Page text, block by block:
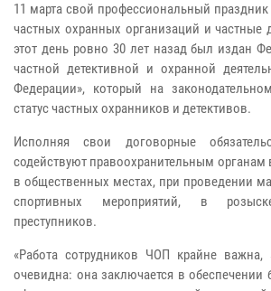
11 марта свой профессиональный
частных охранных организаций и частные
этот день ровно 30 лет назад был издан
частной детективной и охранной
Федерации», который на
статус частных охранников и детективов.
Исполняя свои договорные
содействуют правоохранительным органам
в общественных местах, при проведении
спортивных мероприятий, в
преступников.
«Работа сотрудников ЧОП крайне важна,
очевидна: она заключается в обеспечении